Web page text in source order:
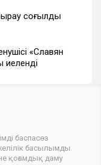
соғылды
«Славян
иеленді
баспасөз
басылымды
қоғамдық даму